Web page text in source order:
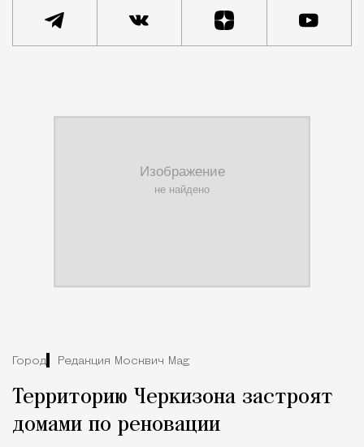
Город Редакция Москвич Mag
Территорию Черкизона застроят
домами по реновации